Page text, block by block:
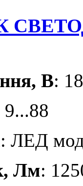
В:
9...88
: ЛЕД
Лм: